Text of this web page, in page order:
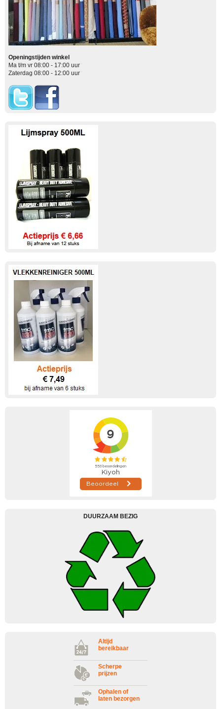
Openingstijden winkel
Ma t/m vr 08:00 - 17:00 uur
Zaterdag 08:00 - 12:00 uur
DUURZAAM BEZIG
Altijd
bereikbaar
Scherpe
prijzen
Ophalen of
laten bezorgen